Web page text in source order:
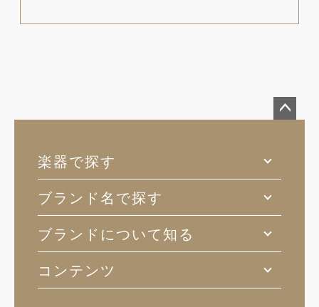
へ
楽器で探す
ブランド名で探す
ブランドについて知る
コンテンツ